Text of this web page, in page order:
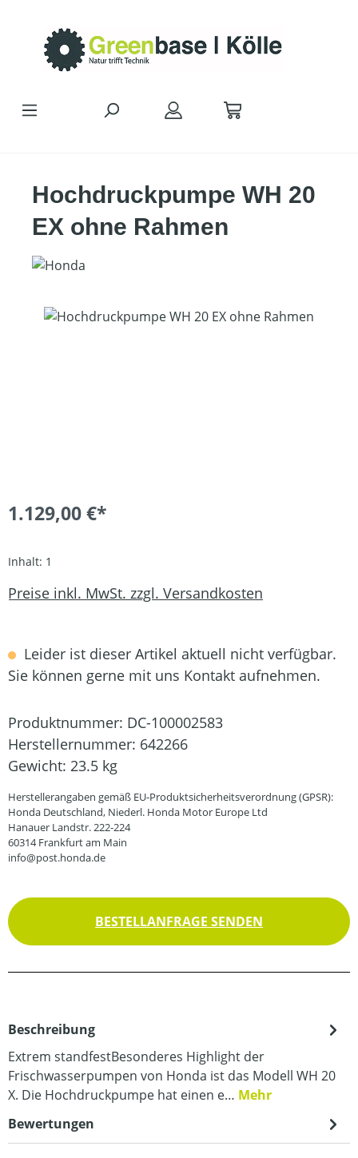
Hochdruckpumpe WH 20
EX ohne Rahmen
Bildergalerie überspringen
1.129,00 €*
Inhalt: 1
Preise inkl. MwSt. zzgl. Versandkosten
Leider ist dieser Artikel aktuell nicht verfügbar.
Sie können gerne mit uns Kontakt aufnehmen.
Produktnummer: DC-100002583
Herstellernummer: 642266
Gewicht: 23.5 kg
Herstellerangaben gemäß EU-Produktsicherheitsverordnung (GPSR):
Honda Deutschland, Niederl. Honda Motor Europe Ltd
Hanauer Landstr. 222-224
60314 Frankfurt am Main
info@post.honda.de
BESTELLANFRAGE SENDEN
Beschreibung
Extrem standfestBesonderes Highlight der
Frischwasserpumpen von Honda ist das Modell WH 20
X. Die Hochdruckpumpe hat einen e… Mehr
Bewertungen